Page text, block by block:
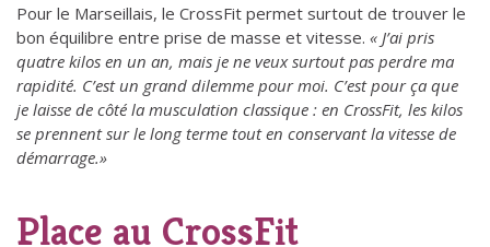
Pour le Marseillais, le CrossFit permet surtout de trouver le
bon équilibre entre prise de masse et vitesse. « J’ai pris
quatre kilos en un an, mais je ne veux surtout pas perdre ma
rapidité. C’est un grand dilemme pour moi. C’est pour ça que
je laisse de côté la musculation classique : en CrossFit, les kilos
se prennent sur le long terme tout en conservant la vitesse de
démarrage.»
Place au CrossFit